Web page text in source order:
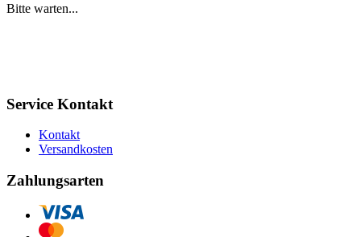
Bitte warten...
Service Kontakt
Kontakt
Versandkosten
Zahlungsarten